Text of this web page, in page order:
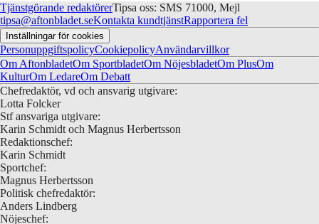
Tjänstgörande redaktörerTipsa oss: SMS 71000, Mejl
tipsa@aftonbladet.seKontakta kundtjänstRapportera fel
Inställningar för cookies
PersonuppgiftspolicyCookiepolicyAnvändarvillkor
Om AftonbladetOm SportbladetOm NöjesbladetOm PlusOm
KulturOm LedareOm Debatt
Chefredaktör, vd och ansvarig utgivare:
Lotta Folcker
Stf ansvariga utgivare:
Karin Schmidt och Magnus Herbertsson
Redaktionschef:
Karin Schmidt
Sportchef:
Magnus Herbertsson
Politisk chefredaktör:
Anders Lindberg
Nöjeschef: